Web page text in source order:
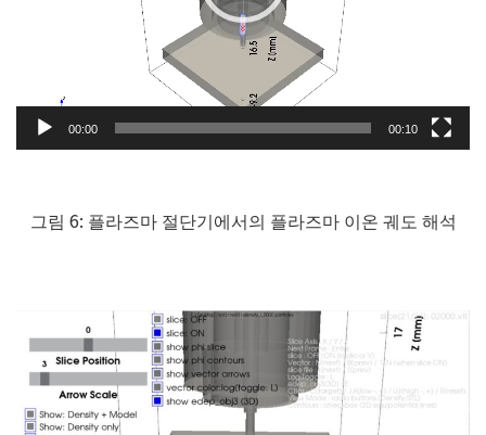
00:00 00:10
그림 6: 플라즈마 절단기에서의 플라즈마 이온 궤도 해석